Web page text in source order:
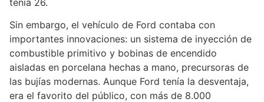
Sin embargo, el vehículo de Ford contaba con
importantes innovaciones: un sistema de inyección de
combustible primitivo y bobinas de encendido
aisladas en porcelana hechas a mano, precursoras de
las bujías modernas. Aunque Ford tenía la desventaja,
era el favorito del público, con más de 8.000